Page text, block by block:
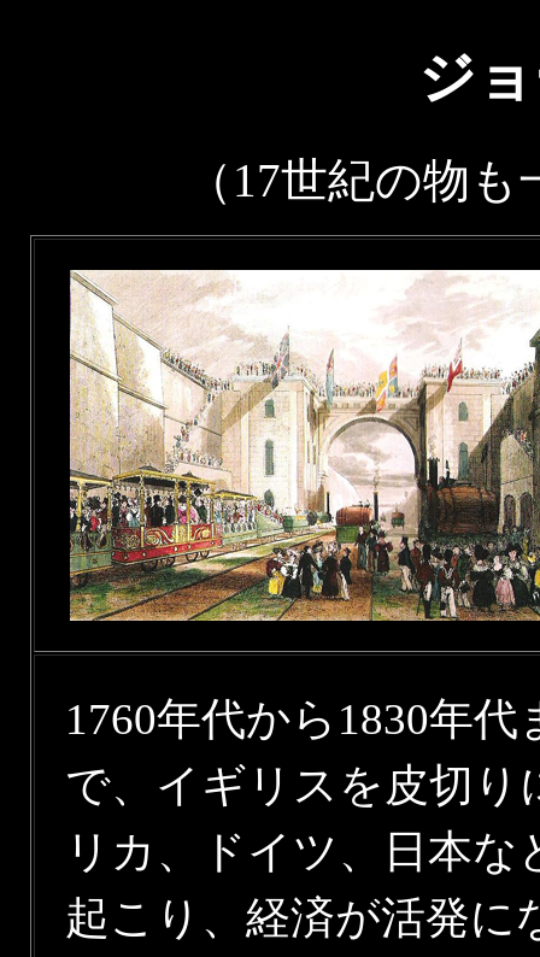
ジ
（17世紀の物
1760年代から1830年
で、イギリスを皮切
リカ、ドイツ、日本
起こり、経済が活発に